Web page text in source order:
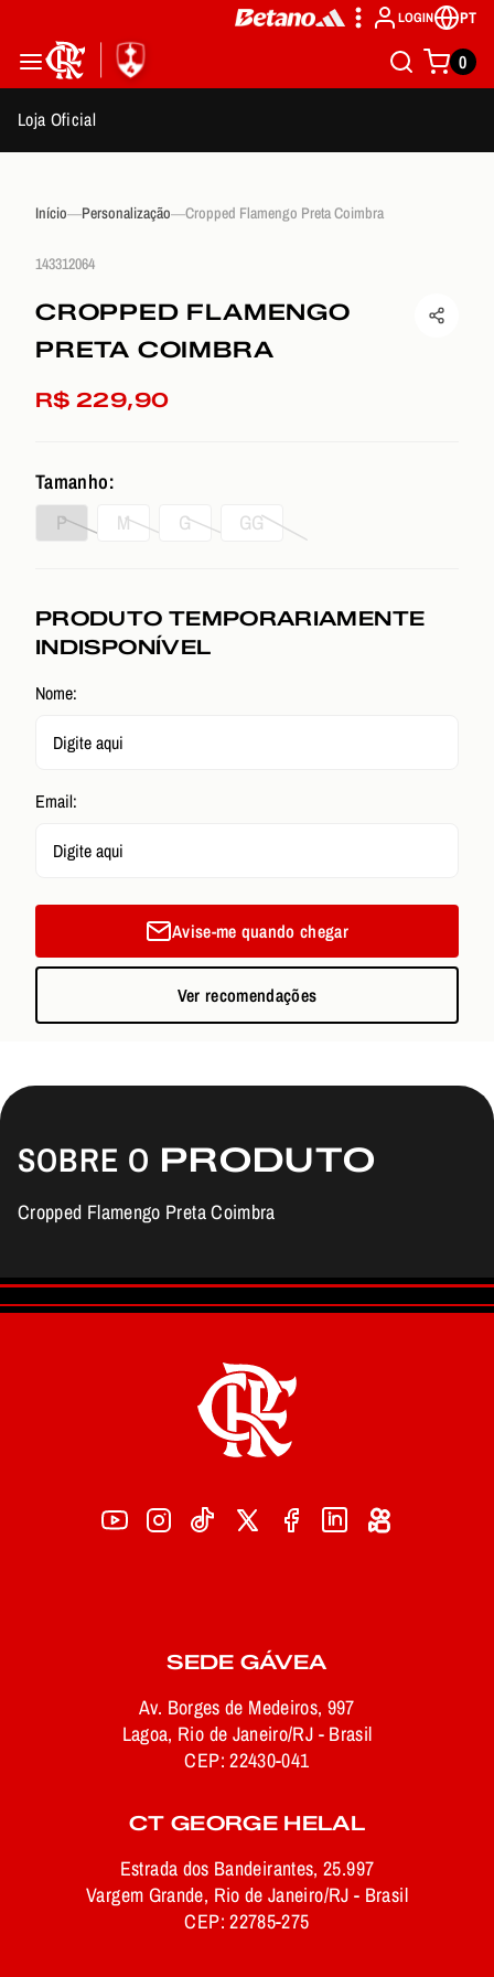
LOGIN PT
0
Loja Oficial
Início Personalização Cropped Flamengo Preta Coimbra
143312064
CROPPED FLAMENGO
PRETA COIMBRA
R$ 229,90
Tamanho:
P
M G GG
PRODUTO TEMPORARIAMENTE
INDISPONÍVEL
Nome:
Email:
Avise-me quando chegar
Ver recomendações
SOBRE O PRODUTO
Cropped Flamengo Preta Coimbra
SEDE GÁVEA
Av. Borges de Medeiros, 997
Lagoa, Rio de Janeiro/RJ - Brasil
CEP: 22430-041
CT GEORGE HELAL
Estrada dos Bandeirantes, 25.997
Vargem Grande, Rio de Janeiro/RJ - Brasil
CEP: 22785-275